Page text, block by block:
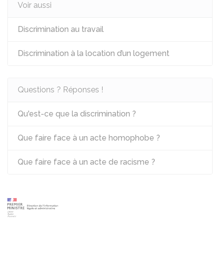
Voir aussi
Discrimination au travail
Discrimination à la location d’un logement
Questions ? Réponses !
Qu'est-ce que la discrimination ?
Que faire face à un acte homophobe ?
Que faire face à un acte de racisme ?